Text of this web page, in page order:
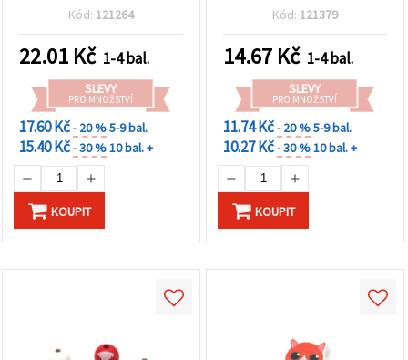
výběrem
daného
typu
cookies a
kliknutím
na tlačítko
"Uložit"
Přijmout
vše
Nastavení
Kód: 121264
22.01 Kč 1-4 bal.
SLEVY
PRO MNOŽSTVÍ
17.60 Kč- 20 %5-9 bal.
15.40 Kč- 30 %10 bal. +
KOUPIT
– sada 5 ks, na šperky,
tvoření
Kód: 121379
14.67 Kč 1-4 bal.
SLEVY
PRO MNOŽSTVÍ
11.74 Kč- 20 %5-9 bal.
10.27 Kč- 30 %10 bal. +
KOUPIT